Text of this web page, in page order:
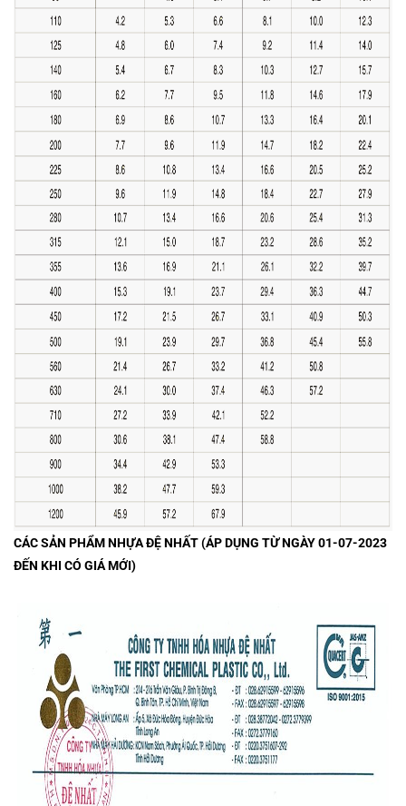
CÁC SẢN PHẨM NHỰA ĐỆ NHẤT (ÁP DỤNG TỪ NGÀY 01-07-2023
ĐẾN KHI CÓ GIÁ MỚI)